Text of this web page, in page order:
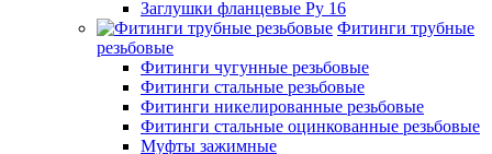
Заглушки фланцевые Ру 16
Фитинги трубные
резьбовые
Фитинги чугунные резьбовые
Фитинги стальные резьбовые
Фитинги никелированные резьбовые
Фитинги стальные оцинкованные резьбовые
Муфты зажимные